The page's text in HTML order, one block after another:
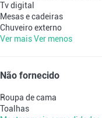
Tv digital
Mesas e cadeiras
Chuveiro externo
Ver maisVer menos
Não fornecido
Roupa de cama
Toalhas